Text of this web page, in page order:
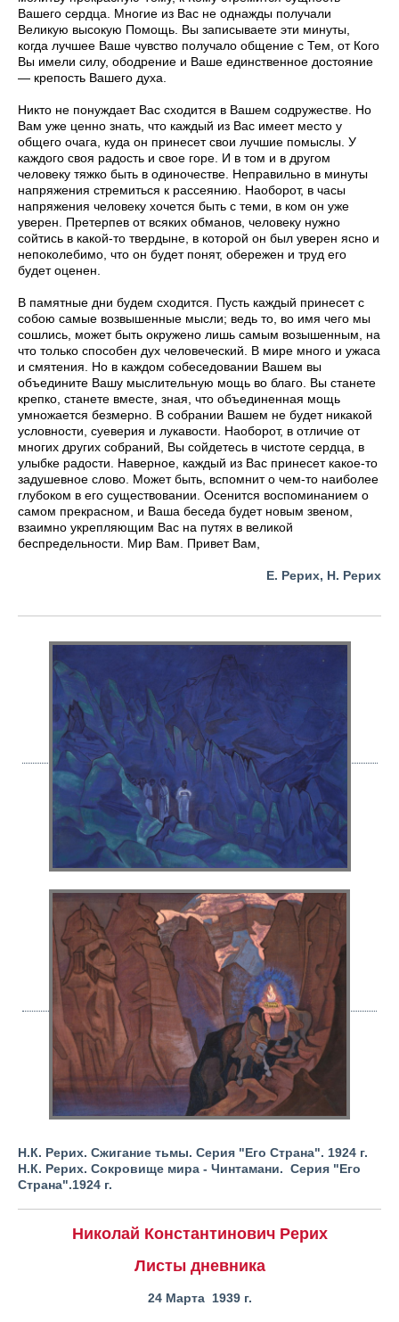
Вашего сердца. Многие из Вас не однажды получали
Великую высокую Помощь. Вы записываете эти минуты,
когда лучшее Ваше чувство получало общение с Тем, от Кого
Вы имели силу, ободрение и Ваше единственное достояние
— крепость Вашего духа.
Никто не понуждает Вас сходится в Вашем содружестве. Но
Вам уже ценно знать, что каждый из Вас имеет место у
общего очага, куда он принесет свои лучшие помыслы. У
каждого своя радость и свое горе. И в том и в другом
человеку тяжко быть в одиночестве. Неправильно в минуты
напряжения стремиться к рассеянию. Наоборот, в часы
напряжения человеку хочется быть с теми, в ком он уже
уверен. Претерпев от всяких обманов, человеку нужно
сойтись в какой-то твердыне, в которой он был уверен ясно и
непоколебимо, что он будет понят, обережен и труд его
будет оценен.
В памятные дни будем сходится. Пусть каждый принесет с
собою самые возвышенные мысли; ведь то, во имя чего мы
сошлись, может быть окружено лишь самым возышенным, на
что только способен дух человеческий. В мире много и ужаса
и смятения. Но в каждом собеседовании Вашем вы
объедините Вашу мыслительную мощь во благо. Вы станете
крепко, станете вместе, зная, что объединенная мощь
умножается безмерно. В собрании Вашем не будет никакой
условности, суеверия и лукавости. Наоборот, в отличие от
многих других собраний, Вы сойдетесь в чистоте сердца, в
улыбке радости. Наверное, каждый из Вас принесет какое-то
задушевное слово. Может быть, вспомнит о чем-то наиболее
глубоком в его существовании. Осенится воспоминанием о
самом прекрасном, и Ваша беседа будет новым звеном,
взаимно укрепляющим Вас на путях в великой
беспредельности. Мир Вам. Привет Вам,
Е. Рерих, Н. Рерих
Н.К. Рерих. Сжигание тьмы. Серия "Его Страна". 1924 г.
Н.К. Рерих. Сокровище мира - Чинтамани. Серия "Его
Страна".1924 г.
Николай Константинович Рерих
Листы дневника
24 Марта 1939 г.